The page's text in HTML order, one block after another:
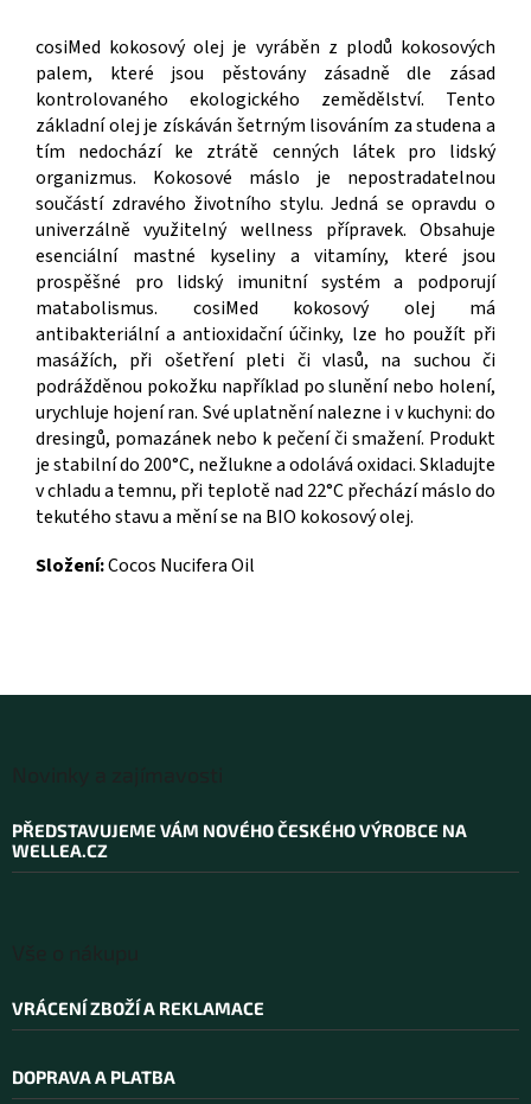
cosiMed kokosový olej je vyráběn z plodů kokosových
palem, které jsou pěstovány zásadně dle zásad
kontrolovaného ekologického zemědělství. Tento
základní olej je získáván šetrným lisováním za studena a
tím nedochází ke ztrátě cenných látek pro lidský
organizmus. Kokosové máslo je nepostradatelnou
součástí zdravého životního stylu. Jedná se opravdu o
univerzálně využitelný wellness přípravek. Obsahuje
esenciální mastné kyseliny a vitamíny, které jsou
prospěšné pro lidský imunitní systém a podporují
matabolismus. cosiMed kokosový olej má
antibakteriální a antioxidační účinky, lze ho použít při
masážích, při ošetření pleti či vlasů, na suchou či
podrážděnou pokožku například po slunění nebo holení,
urychluje hojení ran. Své uplatnění nalezne i v kuchyni: do
dresingů, pomazánek nebo k pečení či smažení. Produkt
je stabilní do 200°C, nežlukne a odolává oxidaci. Skladujte
v chladu a temnu, při teplotě nad 22°C přechází máslo do
tekutého stavu a mění se na BIO kokosový olej.
Složení:Cocos Nucifera Oil
PŘEDSTAVUJEME VÁM NOVÉHO ČESKÉHO VÝROBCE NA
WELLEA.CZ
VRÁCENÍ ZBOŽÍ A REKLAMACE
DOPRAVA A PLATBA